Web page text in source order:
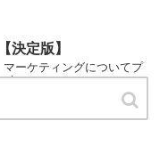
決定版】
マーケティングについてプ
立ててください！ URL: